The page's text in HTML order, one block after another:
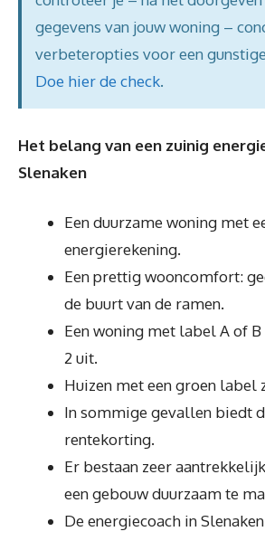
gegevens van jouw woning –
verbeteropties voor een
Doe hier de check.
Het belang van een zuinig
Slenaken
Een duurzame woning met
energierekening.
Een prettig wooncomfort:
de buurt van de ramen.
Een woning met label A of
2 uit.
Huizen met een groen label
In sommige gevallen biedt
rentekorting.
Er bestaan zeer
een gebouw duurzaam te
De energiecoach in